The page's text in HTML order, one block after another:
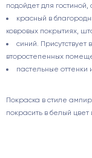
подойдет для гостиной,
красный в
ковровых покрытиях,
синий.
второстепенных
пастельные оттенки
Покраска в стиле
покрасить в белый цвет